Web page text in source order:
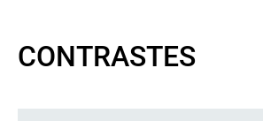
CONTRASTES